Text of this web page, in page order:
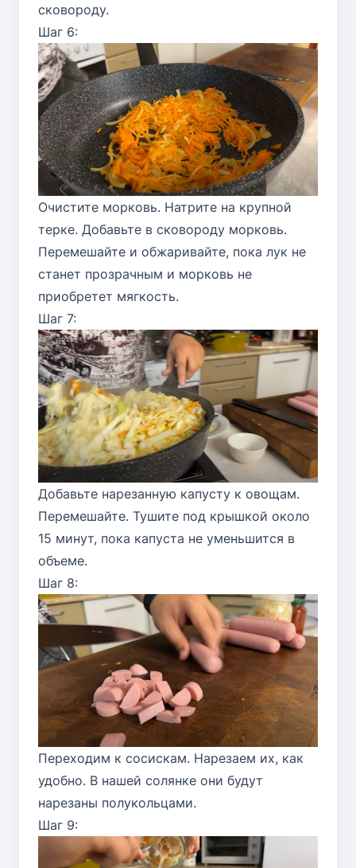
сковороду.
Шаг 6:
Очистите морковь. Натрите на крупной
терке. Добавьте в сковороду морковь.
Перемешайте и обжаривайте, пока лук не
станет прозрачным и морковь не
приобретет мягкость.
Шаг 7:
Добавьте нарезанную капусту к овощам.
Перемешайте. Тушите под крышкой около
15 минут, пока капуста не уменьшится в
объеме.
Шаг 8:
Переходим к сосискам. Нарезаем их, как
удобно. В нашей солянке они будут
нарезаны полукольцами.
Шаг 9: